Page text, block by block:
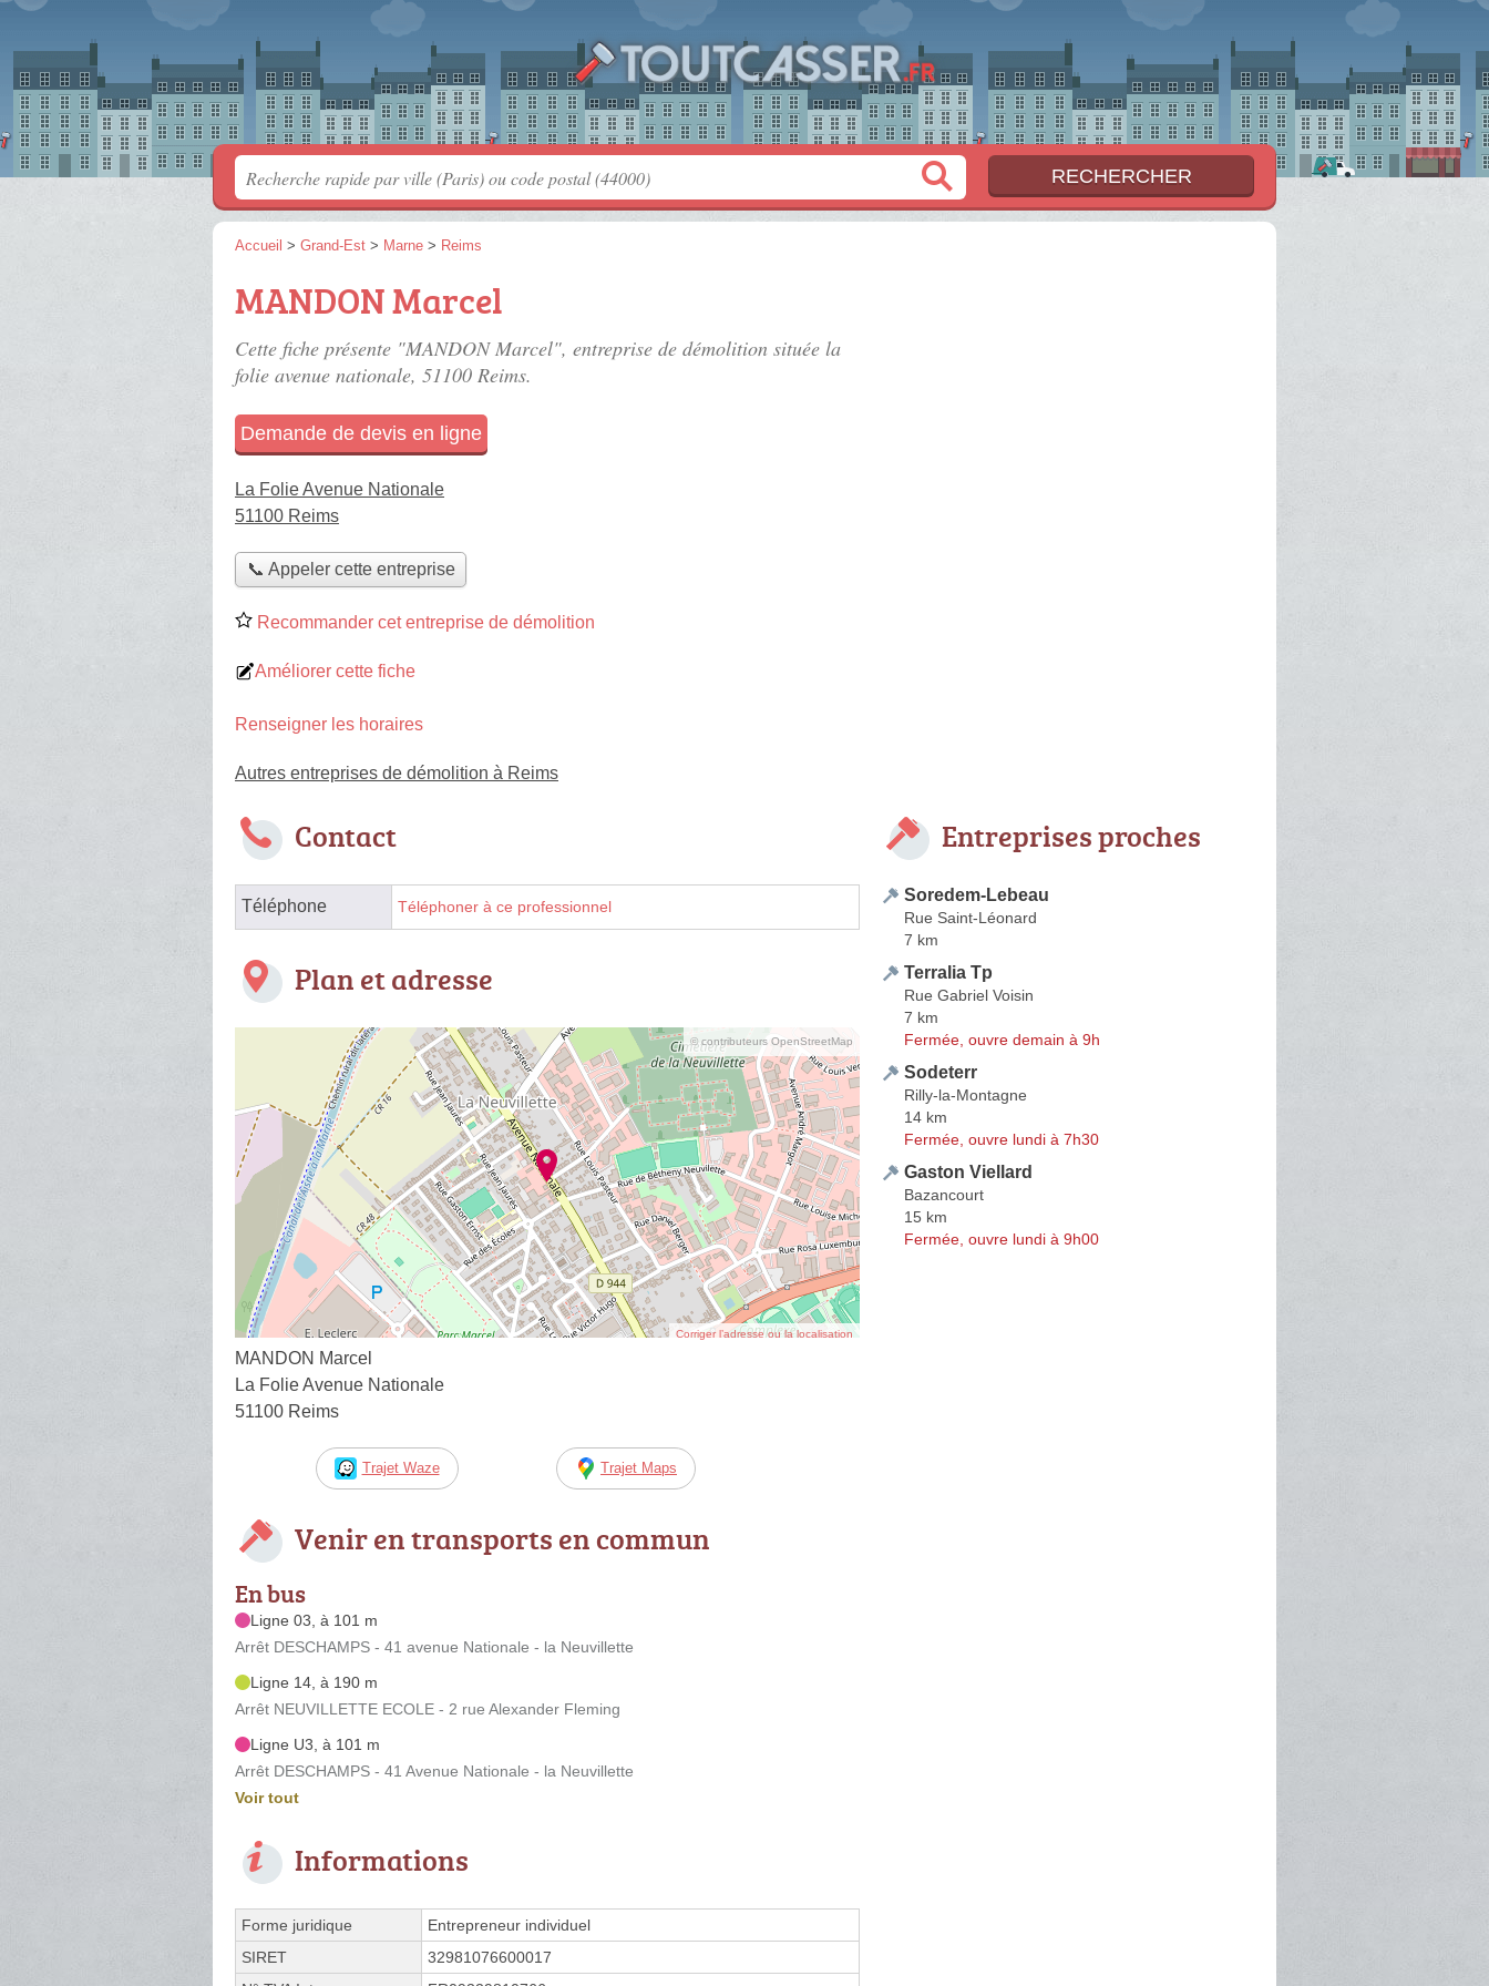
Accueil > Grand-Est > Marne > Reims
MANDON Marcel
Cette fiche présente "MANDON Marcel", entreprise de démolition située la
folie avenue nationale, 51100 Reims.
Demande de devis en ligne
La Folie Avenue Nationale
51100 Reims
📞 Appeler cette entreprise
Recommander cet entreprise de démolition
Améliorer cette fiche
Renseigner les horaires
Autres entreprises de démolition à Reims
Contact
Téléphone Téléphoner à ce professionnel
Plan et adresse
© contributeurs OpenStreetMap
Corriger l’adresse ou la localisation
MANDON Marcel
La Folie Avenue Nationale
51100 Reims
Trajet Waze Trajet Maps
Venir en transports en commun
En bus
Ligne 03, à 101 m
Arrêt DESCHAMPS - 41 avenue Nationale - la Neuvillette
Ligne 14, à 190 m
Arrêt NEUVILLETTE ECOLE - 2 rue Alexander Fleming
Ligne U3, à 101 m
Arrêt DESCHAMPS - 41 Avenue Nationale - la Neuvillette
Voir tout
Informations
Forme juridique
Entrepreneur individuel
SIRET
32981076600017
Entreprises proches
Soredem-Lebeau
Rue Saint-Léonard
7 km
Terralia Tp
Rue Gabriel Voisin
7 km
Fermée, ouvre demain à 9h
Sodeterr
Rilly-la-Montagne
14 km
Fermée, ouvre lundi à 7h30
Gaston Viellard
Bazancourt
15 km
Fermée, ouvre lundi à 9h00